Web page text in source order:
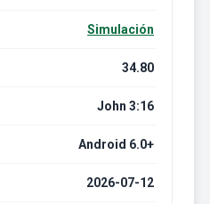
Simulación
34.80
John 3:16
Android 6.0+
2026-07-12